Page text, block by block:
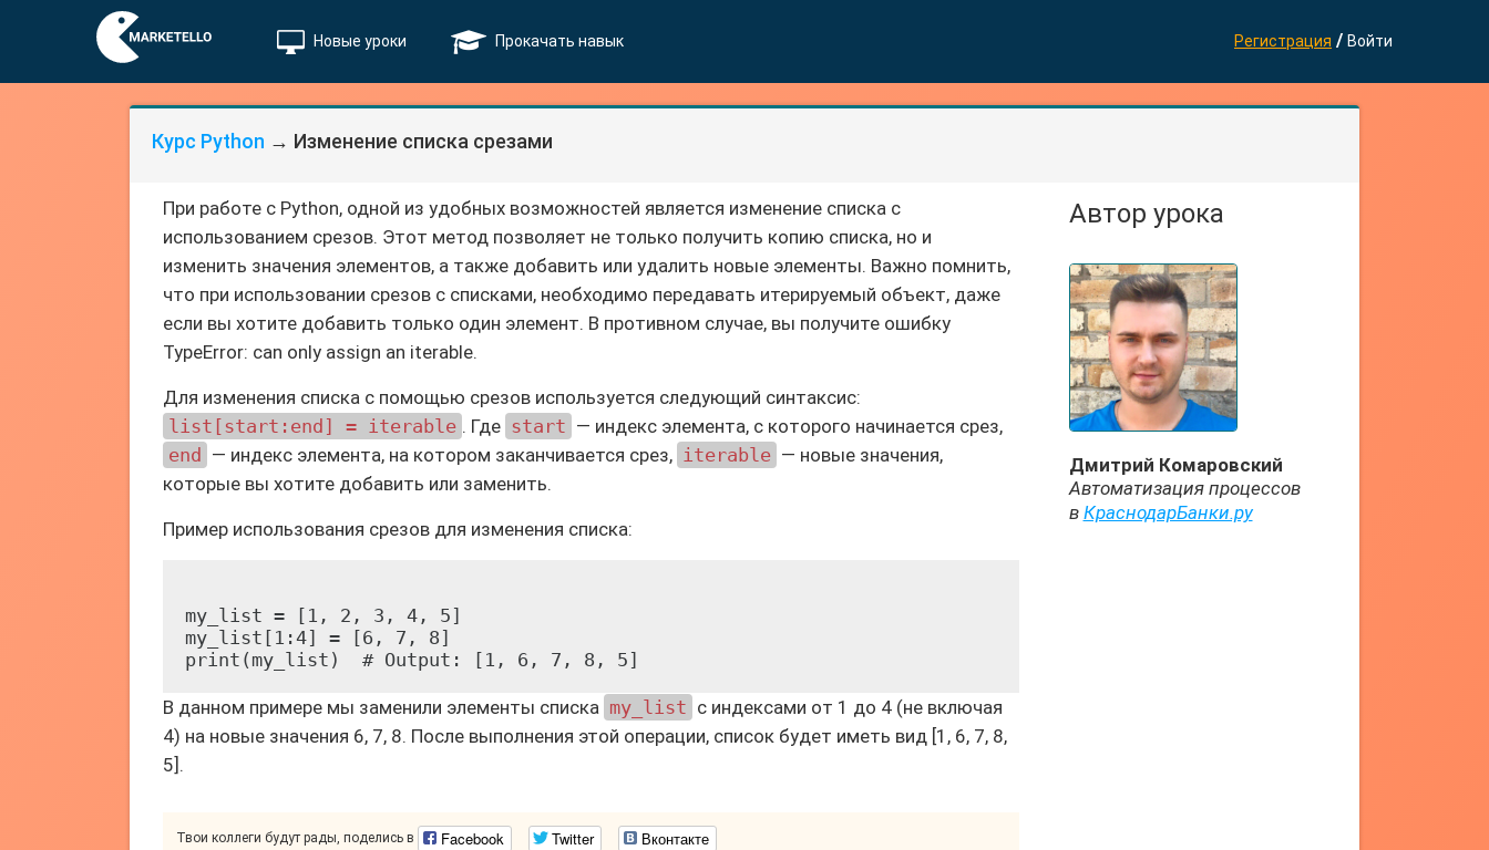
Новые уроки Прокачать навык Регистрация / Войти
Курс Python → Изменение списка срезами
При работе с Python, одной из удобных возможностей является изменение списка с
использованием срезов. Этот метод позволяет не только получить копию списка, но и
изменить значения элементов, а также добавить или удалить новые элементы. Важно помнить,
что при использовании срезов с списками, необходимо передавать итерируемый объект, даже
если вы хотите добавить только один элемент. В противном случае, вы получите ошибку
TypeError: can only assign an iterable.
Для изменения списка с помощью срезов используется следующий синтаксис:
list[start:end] = iterable . Где start — индекс элемента, с которого начинается срез,
end
— индекс элемента, на котором заканчивается срез, iterable — новые значения,
которые вы хотите добавить или заменить.
Пример использования срезов для изменения списка:
my_list = [1, 2, 3, 4, 5]
my_list[1:4] = [6, 7, 8]
В данном примере мы заменили элементы списка my_list с индексами от 1 до 4 (не включая
4) на новые значения 6, 7, 8. После выполнения этой операции, список будет иметь вид [1, 6, 7, 8,
5].
Твои коллеги будут рады, поделись в Facebook Twitter Вконтакте
Автор урока
Дмитрий Комаровский
Автоматизация процессов
в КраснодарБанки.ру